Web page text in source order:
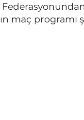
maç programı